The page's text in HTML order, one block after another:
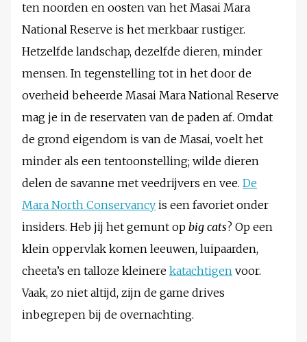
ten noorden en oosten van het Masai Mara
National Reserve is het merkbaar rustiger.
Hetzelfde landschap, dezelfde dieren, minder
mensen. In tegenstelling tot in het door de
overheid beheerde Masai Mara National Reserve
mag je in de reservaten van de paden af. Omdat
de grond eigendom is van de Masai, voelt het
minder als een tentoonstelling; wilde dieren
delen de savanne met veedrijvers en vee. De
Mara North Conservancy is een favoriet onder
insiders. Heb jij het gemunt op big cats? Op een
klein oppervlak komen leeuwen, luipaarden,
cheeta’s en talloze kleinere katachtigen voor.
Vaak, zo niet altijd, zijn de game drives
inbegrepen bij de overnachting.